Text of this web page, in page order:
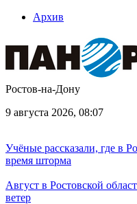
Архив
Ростов-на-Дону
9 августа 2026, 08:07
Учёные рассказали, где в
время шторма
Август в Ростовской
ветер